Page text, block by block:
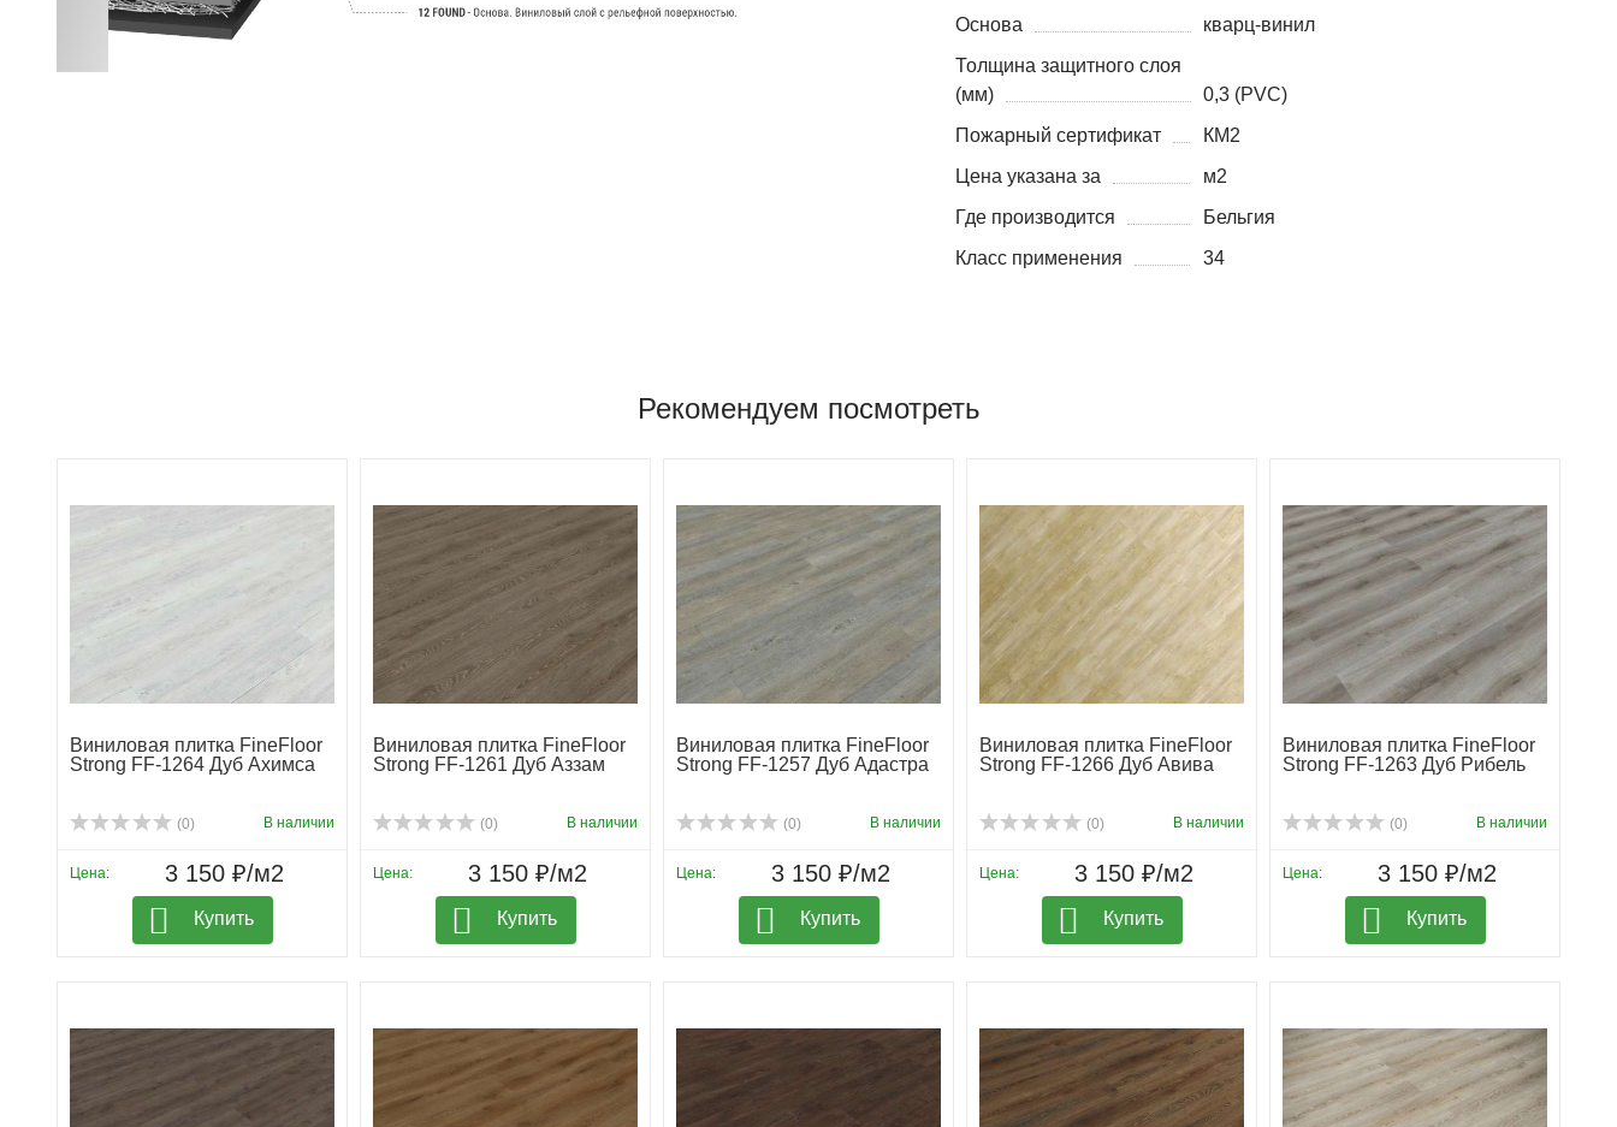
Основа
кварц-винил
Толщина защитного слоя
(мм)
0,3 (PVC)
Пожарный сертификат
КМ2
Цена указана за
м2
Где производится
Бельгия
Класс применения
34
Рекомендуем посмотреть
Виниловая плитка FineFloor
Strong FF-1264 Дуб Ахимса
(0) В наличии
Цена: 3 150 ₽/м2
Купить
Виниловая плитка FineFloor
Strong FF-1261 Дуб Аззам
(0) В наличии
Цена: 3 150 ₽/м2
Купить
Виниловая плитка FineFloor
Strong FF-1257 Дуб Адастра
(0) В наличии
Цена: 3 150 ₽/м2
Купить
Виниловая плитка FineFloor
Strong FF-1266 Дуб Авива
(0) В наличии
Цена: 3 150 ₽/м2
Купить
Виниловая плитка FineFloor
Strong FF-1263 Дуб Рибель
(0) В наличии
Цена: 3 150 ₽/м2
Купить